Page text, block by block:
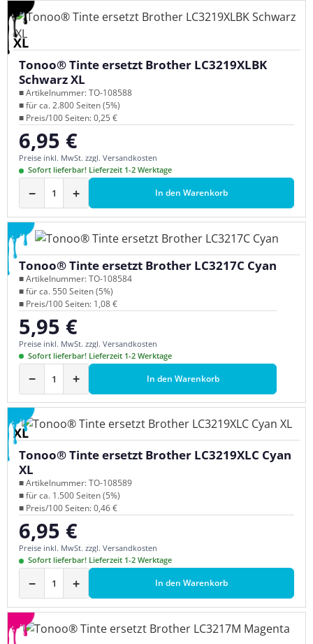
XL
Tonoo® Tinte ersetzt Brother LC3219XLBK
Schwarz XL
■ Artikelnummer: TO-108588
■ für ca. 2.800 Seiten (5%)
■ Preis/100 Seiten: 0,25 €
Regulärer Preis:
6,95 €
Preise inkl. MwSt. zzgl. Versandkosten
Sofort lieferbar! Lieferzeit 1-2 Werktage
− + In den Warenkorb
Tonoo® Tinte ersetzt Brother LC3217C Cyan
■ Artikelnummer: TO-108584
■ für ca. 550 Seiten (5%)
■ Preis/100 Seiten: 1,08 €
Regulärer Preis:
5,95 €
Preise inkl. MwSt. zzgl. Versandkosten
Sofort lieferbar! Lieferzeit 1-2 Werktage
− + In den Warenkorb
XL
Tonoo® Tinte ersetzt Brother LC3219XLC Cyan
XL
■ Artikelnummer: TO-108589
■ für ca. 1.500 Seiten (5%)
■ Preis/100 Seiten: 0,46 €
Regulärer Preis:
6,95 €
Preise inkl. MwSt. zzgl. Versandkosten
Sofort lieferbar! Lieferzeit 1-2 Werktage
− + In den Warenkorb